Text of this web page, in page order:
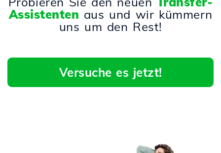
Assistenten aus und wir kümmern
uns um den Rest!
Versuche es jetzt!